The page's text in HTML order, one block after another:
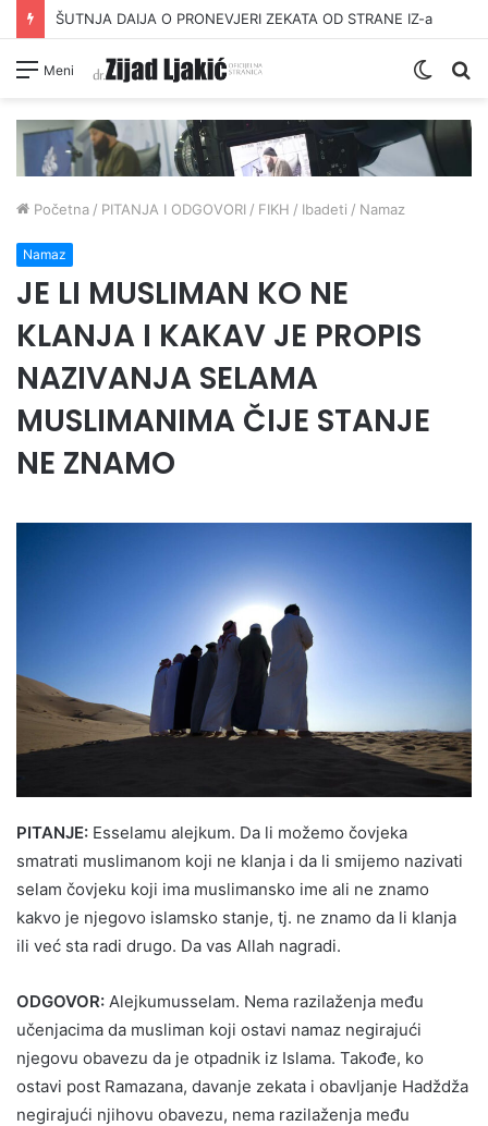
ŠUTNJA DAIJA O PRONEVJERI ZEKATA OD STRANE IZ-a
Meni
Switch
Početna / PITANJA I ODGOVORI / FIKH / Ibadeti / Namaz
Namaz
JE LI MUSLIMAN KO NE
KLANJA I KAKAV JE PROPIS
NAZIVANJA SELAMA
MUSLIMANIMA ČIJE STANJE
NE ZNAMO
PITANJE: Esselamu alejkum. Da li možemo čovjeka
smatrati muslimanom koji ne klanja i da li smijemo nazivati
selam čovjeku koji ima muslimansko ime ali ne znamo
kakvo je njegovo islamsko stanje, tj. ne znamo da li klanja
ili već sta radi drugo. Da vas Allah nagradi.
ODGOVOR: Alejkumusselam. Nema razilaženja među
učenjacima da musliman koji ostavi namaz negirajući
njegovu obavezu da je otpadnik iz Islama. Takođe, ko
ostavi post Ramazana, davanje zekata i obavljanje Hadždža
negirajući njihovu obavezu, nema razilaženja među